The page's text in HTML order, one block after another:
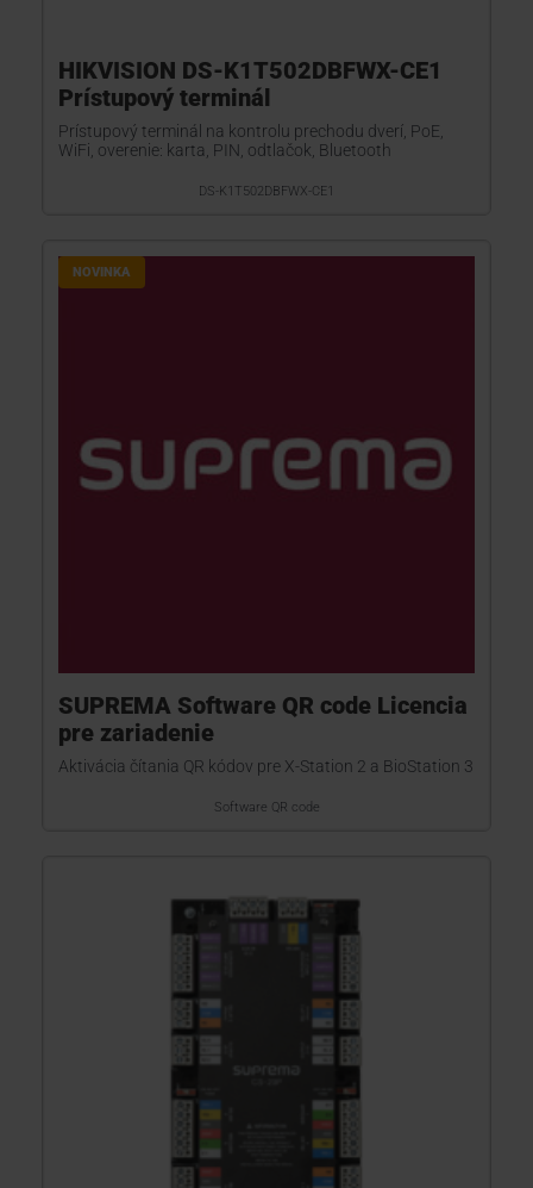
HIKVISION DS-K1T502DBFWX-CE1
Prístupový terminál
Prístupový terminál na kontrolu prechodu dverí, PoE,
WiFi, overenie: karta, PIN, odtlačok, Bluetooth
DS-K1T502DBFWX-CE1
NOVINKA
SUPREMA Software QR code Licencia
pre zariadenie
Aktivácia čítania QR kódov pre X-Station 2 a BioStation 3
Software QR code